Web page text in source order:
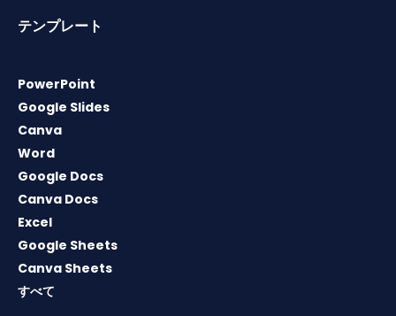
テンプレート
PowerPoint
Google Slides
Canva
Word
Google Docs
Canva Docs
Excel
Google Sheets
Canva Sheets
すべて